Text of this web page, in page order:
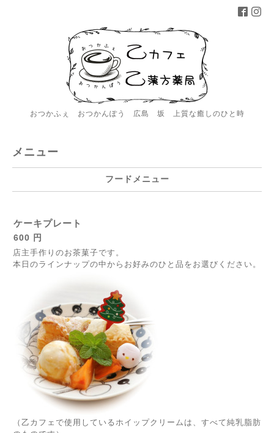
おつかふぇ おつかんぽう 広島 坂 上質な癒しのひと時
メニュー
フードメニュー
ケーキプレート
600 円
店主手作りのお茶菓子です。
本日のラインナップの中からお好みのひと品をお選びください。
（乙カフェで使用しているホイップクリームは、すべて純乳脂肪